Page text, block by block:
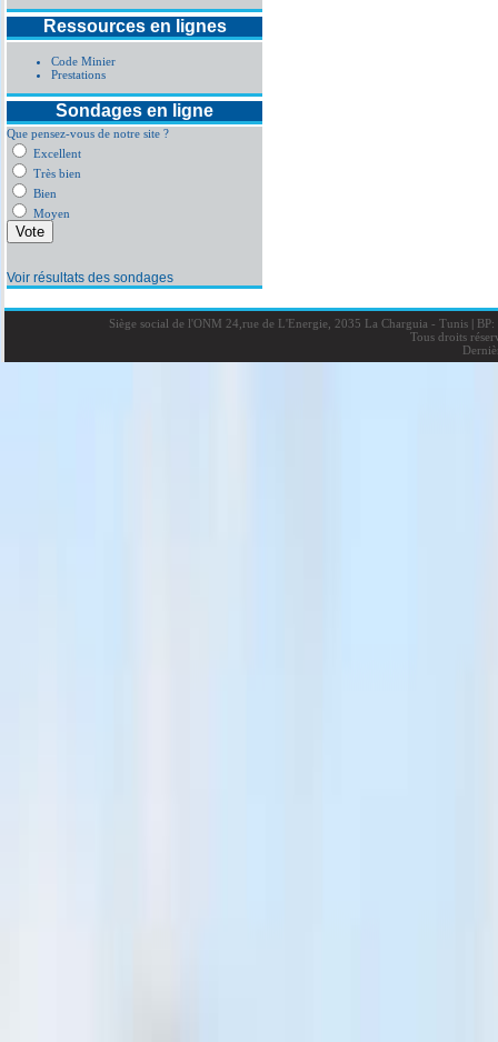
Ressources en lignes
Code Minier
Prestations
Sondages en ligne
Que pensez-vous de notre site ?
Excellent
Très bien
Bien
Moyen
Voir résultats des sondages
Siège social de l'ONM 24,rue de L'Energie, 2035 La Charguia - Tunis |BP:
Tous droits